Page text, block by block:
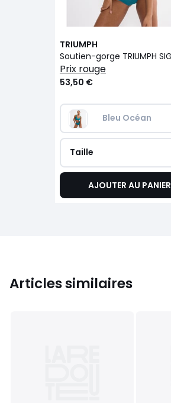
TRIUMPH
prix rouge
53,50 €
Bleu Océan
Taille
AJOUTER AU PANIER
Articles similaires